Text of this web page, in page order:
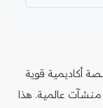
دور النشاط
أكاديمية قوية
منشآت عالمية. هذا